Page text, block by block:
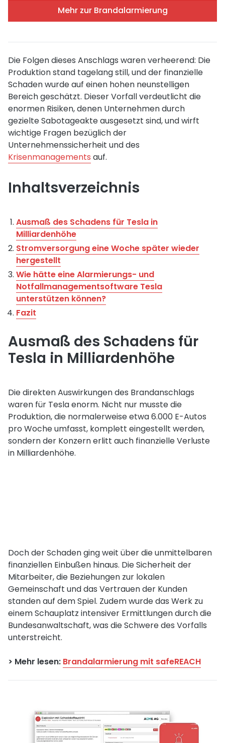
Mehr zur Brandalarmierung
Die Folgen dieses Anschlags waren verheerend: Die
Produktion stand tagelang still, und der finanzielle
Schaden wurde auf einen hohen neunstelligen
Bereich geschätzt. Dieser Vorfall verdeutlicht die
enormen Risiken, denen Unternehmen durch
gezielte Sabotageakte ausgesetzt sind, und wirft
wichtige Fragen bezüglich der
Unternehmenssicherheit und des
Krisenmanagements auf.
Inhaltsverzeichnis
Ausmaß des Schadens für Tesla in
Milliardenhöhe
Stromversorgung eine Woche später wieder
hergestellt
Wie hätte eine Alarmierungs- und
Notfallmanagementsoftware Tesla
unterstützen können?
Fazit
Ausmaß des Schadens für
Tesla in Milliardenhöhe
Die direkten Auswirkungen des Brandanschlags
waren für Tesla enorm. Nicht nur musste die
Produktion, die normalerweise etwa 6.000 E-Autos
pro Woche umfasst, komplett eingestellt werden,
sondern der Konzern erlitt auch finanzielle Verluste
in Milliardenhöhe.
Doch der Schaden ging weit über die unmittelbaren
finanziellen Einbußen hinaus. Die Sicherheit der
Mitarbeiter, die Beziehungen zur lokalen
Gemeinschaft und das Vertrauen der Kunden
standen auf dem Spiel. Zudem wurde das Werk zu
einem Schauplatz intensiver Ermittlungen durch die
Bundesanwaltschaft, was die Schwere des Vorfalls
unterstreicht.
> Mehr lesen: Brandalarmierung mit safeREACH